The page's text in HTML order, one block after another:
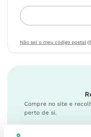
Não sei o meu código postal
Compre no site e
perto de si.